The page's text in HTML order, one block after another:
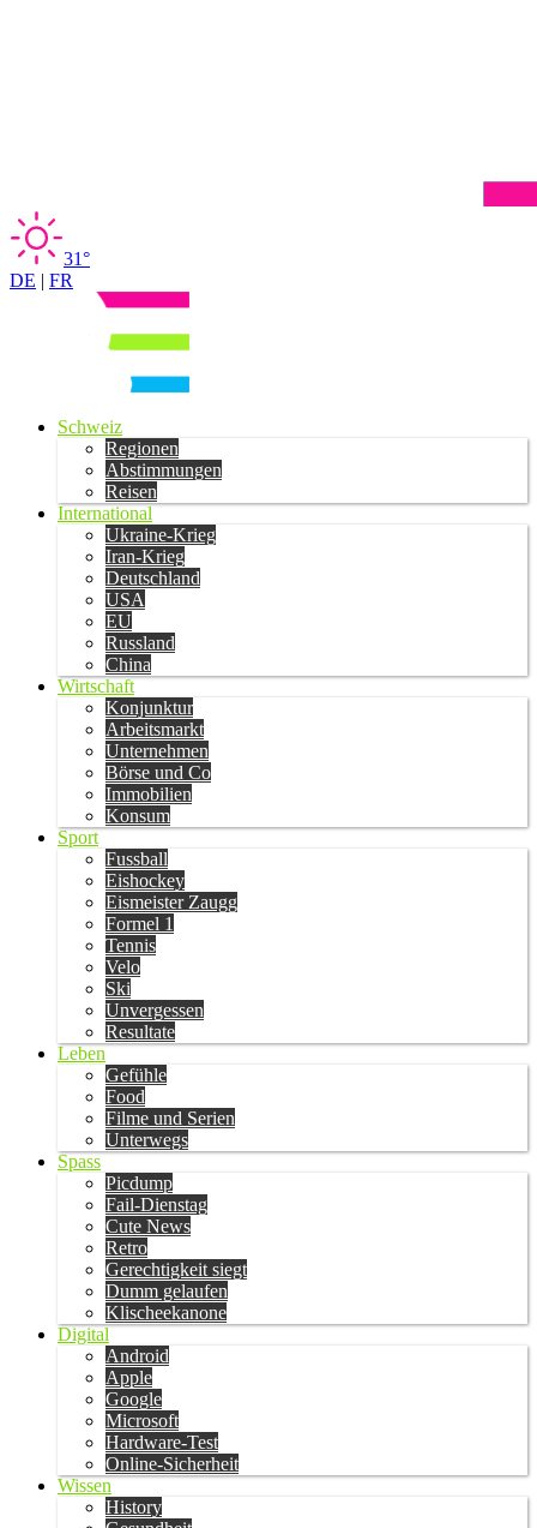
31°
DE | FR
Schweiz
Regionen
Abstimmungen
Reisen
International
Ukraine-Krieg
Iran-Krieg
Deutschland
USA
EU
Russland
China
Wirtschaft
Konjunktur
Arbeitsmarkt
Unternehmen
Börse und Co
Immobilien
Konsum
Sport
Fussball
Eishockey
Eismeister Zaugg
Formel 1
Tennis
Velo
Ski
Unvergessen
Resultate
Leben
Gefühle
Food
Filme und Serien
Unterwegs
Spass
Picdump
Fail-Dienstag
Cute News
Retro
Gerechtigkeit siegt
Dumm gelaufen
Klischeekanone
Digital
Android
Apple
Google
Microsoft
Hardware-Test
Online-Sicherheit
Wissen
History